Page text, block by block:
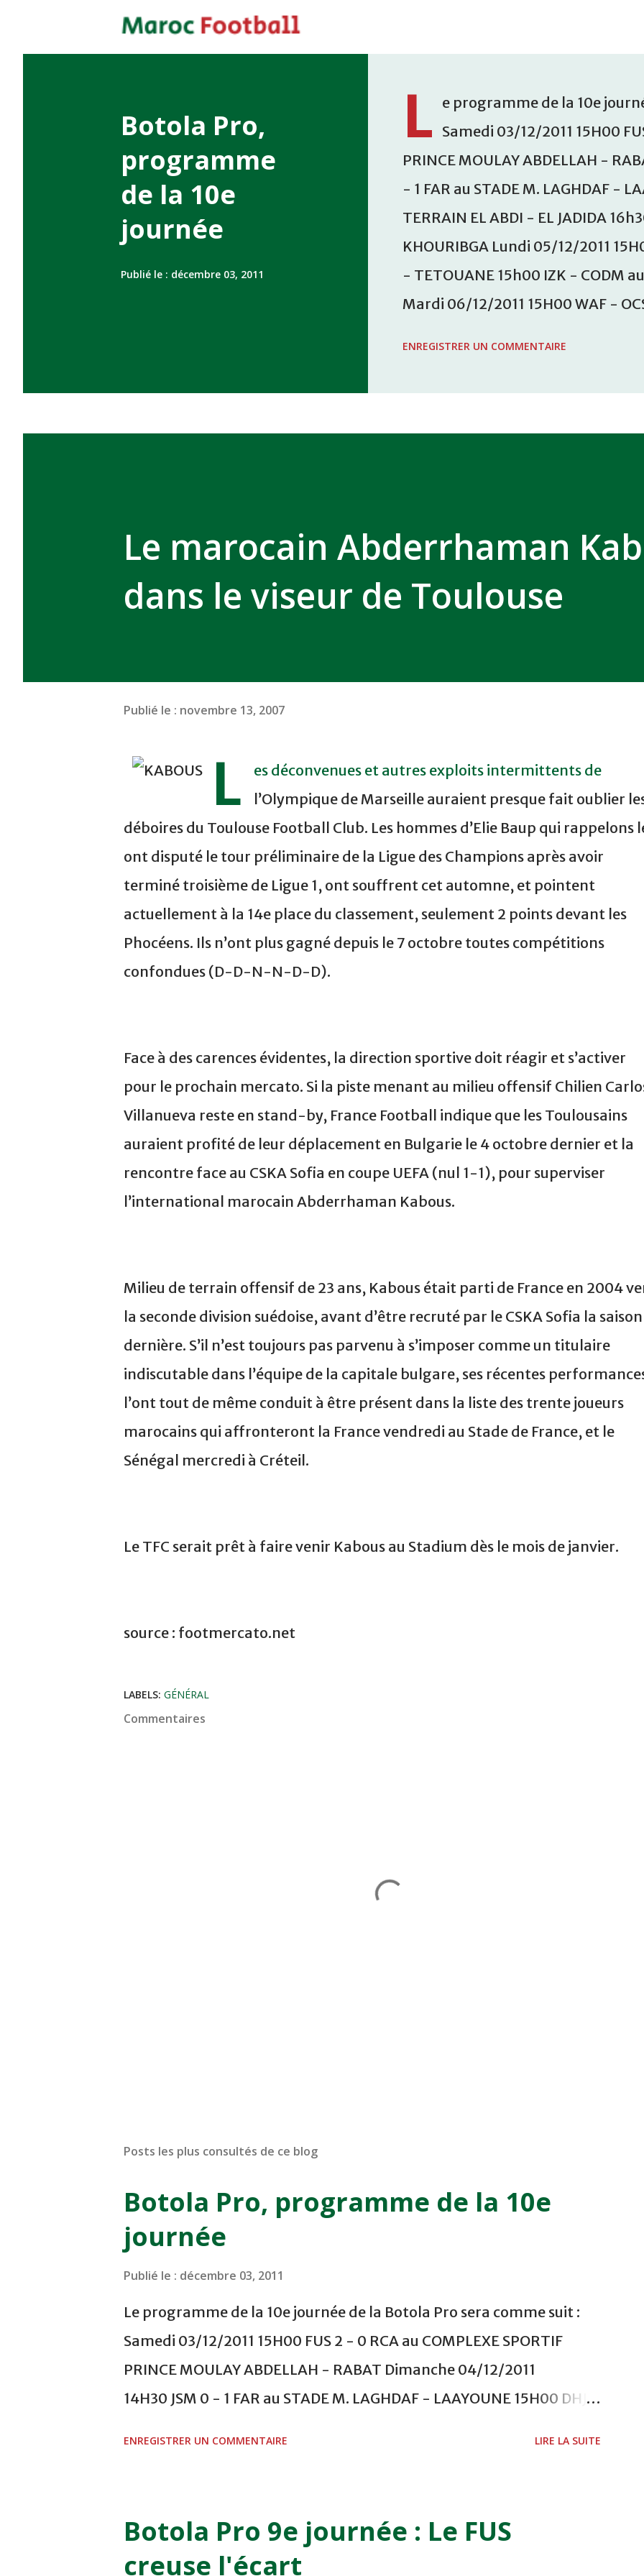
Botola Pro,
programme
de la 10e
journée
Publié le : décembre 03, 2011
L e programme de la 10e
Samedi 03/12/2011 15H00
PRINCE MOULAY ABDELLAH -
- 1 FAR au STADE M. LAGHDAF -
TERRAIN EL ABDI - EL JADIDA
KHOURIBGA Lundi 05/12/2011
- TETOUANE 15h00 IZK - CODM
Mardi 06/12/2011 15H00 WAF -
ENREGISTRER UN COMMENTAIRE
Le marocain Abderrhaman
dans le viseur de Toulouse
Publié le : novembre 13, 2007
L
es déconvenues et autres exploits intermittents de
l’Olympique de Marseille auraient presque fait oublier
déboires du Toulouse Football Club. Les hommes d’Elie Baup qui rappelons
ont disputé le tour préliminaire de la Ligue des Champions après avoir
terminé troisième de Ligue 1, ont souffrent cet automne, et pointent
actuellement à la 14e place du classement, seulement 2 points devant les
Phocéens. Ils n’ont plus gagné depuis le 7 octobre toutes compétitions
confondues (D-D-N-N-D-D).
Face à des carences évidentes, la direction sportive doit réagir et s’activer
pour le prochain mercato. Si la piste menant au milieu offensif Chilien
Villanueva reste en stand-by, France Football indique que les Toulousains
auraient profité de leur déplacement en Bulgarie le 4 octobre dernier et la
rencontre face au CSKA Sofia en coupe UEFA (nul 1-1), pour superviser
l’international marocain Abderrhaman Kabous.
Milieu de terrain offensif de 23 ans, Kabous était parti de France en 2004
la seconde division suédoise, avant d’être recruté par le CSKA Sofia la saison
dernière. S’il n’est toujours pas parvenu à s’imposer comme un titulaire
indiscutable dans l’équipe de la capitale bulgare, ses récentes
l’ont tout de même conduit à être présent dans la liste des trente joueurs
marocains qui affronteront la France vendredi au Stade de France, et le
Sénégal mercredi à Créteil.
Le TFC serait prêt à faire venir Kabous au Stadium dès le mois de janvier.
source : footmercato.net
LABELS: GÉNÉRAL
Commentaires
Posts les plus consultés de ce blog
Botola Pro, programme de la 10e
journée
Publié le : décembre 03, 2011
Le programme de la 10e journée de la Botola Pro sera comme suit :
Samedi 03/12/2011 15H00 FUS 2 - 0 RCA au COMPLEXE SPORTIF
PRINCE MOULAY ABDELLAH - RABAT Dimanche 04/12/2011
14H30 JSM 0 - 1 FAR au STADE M. LAGHDAF - LAAYOUNE 15H00 DHJ 0
COMPLEXE SPORTIF DE FES - FES WAC - MAS Reporté pour cause de
finale de la coupe de la CAF COMPLEXE SPORTIF MOHAMMED
ENREGISTRER UN COMMENTAIRE LIRE LA SUITE
Botola Pro 9e journée : Le FUS
creuse l'écart